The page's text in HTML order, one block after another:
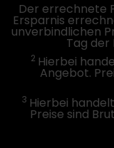
Der errechnete
Ersparnis
unverbindlichen
Tag der
2 Hierbei
Angebot.
3 Hierbei
Preise sind